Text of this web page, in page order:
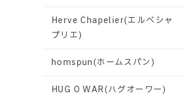
Herve Chapelier(エルベシャ
プリエ)
homspun(ホームスパン)
HUG O WAR(ハグオーワー)